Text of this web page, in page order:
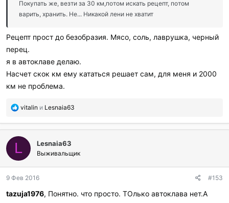
и
:
Покупать же, везти за 30 км,потом искать рецепт, потом
варить, хранить. Не... Никакой лени не хватит
Рецепт прост до безобразия. Мясо, соль, лаврушка, черный
перец.
я в автоклаве делаю.
Насчет скок км ему кататься решает сам, для меня и 2000
км не проблема.
П
б
г
о
а
р
и
vitalin и Lesnaia63
L Lesnaia63
Выживальщик
9 Фев 2016 #153
tazuja1976, Понятно. что просто. ТОлько автоклава нет.А